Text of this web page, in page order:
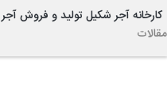
کارخانه آجر شکیل تولید و فروش
مقالات